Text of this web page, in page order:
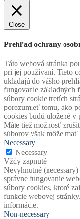
Close
Prehľad ochrany
Táto webová stránka
pri jej používaní. Tieto
ukladajú do vášho
fungovanie základných
súbory cookie tretích
porozumieť tomu, ako
cookies budú uložené v
Máte tiež možnosť
súborov však môže mať
Necessary
Necessary
Vždy zapnuté
Nevyhnutné
správne fungovanie
súbory cookies, ktoré
funkcie webovej
informácie.
Non-necessary